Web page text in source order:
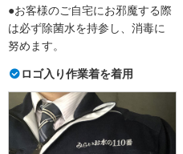
●お客様のご自宅にお邪魔する際
は必ず除菌水を持参し、消毒に
努めます。
ロゴ入り作業着を着用